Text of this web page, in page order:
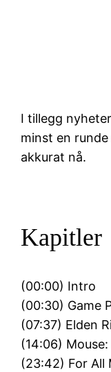
I tillegg
minst en
akkurat nå.
Kapitler
(00:00) Intro
(00:30) Game
(07:37) Elden
(14:06) Mouse:
(23:42) For All